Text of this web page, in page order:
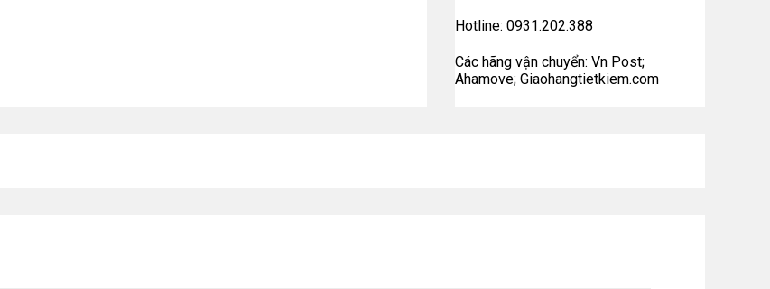
Hotline: 0931.202.388
Các hãng vận chuyển: Vn Post;
Ahamove; Giaohangtietkiem.com